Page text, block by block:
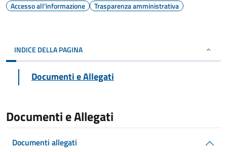
Accesso all'informazione Trasparenza amministrativa
INDICE DELLA PAGINA
Documenti e Allegati
Documenti e Allegati
Documenti allegati